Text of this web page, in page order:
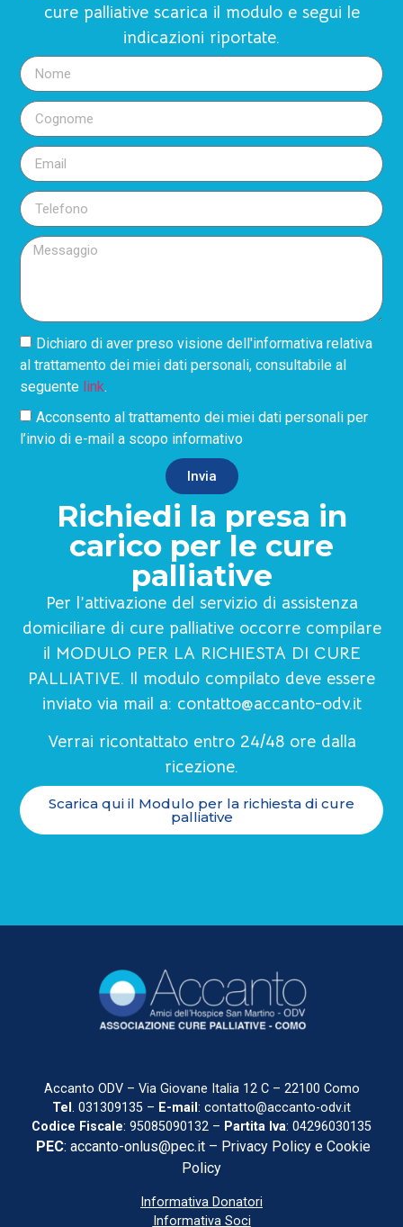
cure palliative scarica il modulo e segui le
indicazioni riportate.
Dichiaro di aver preso visione dell'informativa relativa
al trattamento dei miei dati personali, consultabile al
seguente link.
Acconsento al trattamento dei miei dati personali per
l’invio di e-mail a scopo informativo
Invia
Richiedi la presa in
carico per le cure
palliative
Per l’attivazione del servizio di assistenza
domiciliare di cure palliative occorre compilare
il MODULO PER LA RICHIESTA DI CURE
PALLIATIVE. Il modulo compilato deve essere
inviato via mail a: contatto@accanto-odv.it
Verrai ricontattato entro 24/48 ore dalla
ricezione.
Scarica qui il Modulo per la richiesta di cure
palliative
Accanto ODV– Via Giovane Italia 12 C – 22100 Como
Tel. 031309135 – E-mail: contatto@accanto-odv.it
Codice Fiscale: 95085090132 – Partita Iva: 04296030135
PEC: accanto-onlus@pec.it – Privacy Policy e Cookie
Policy
Informativa Donatori
Informativa Soci